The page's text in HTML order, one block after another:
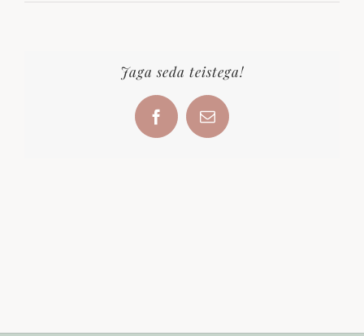
Jaga seda teistega!
FacebookEmail